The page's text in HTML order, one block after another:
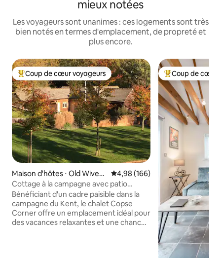
mieux notées
Les voyageurs sont unanimes : ces logements sont très
bien notés en termes d'emplacement, de propreté et
plus encore.
Coups de cœur voyageurs les plus appréciés
Coup de cœur voyageurs
Maison d'hôtes ⋅ Old Wives
Lees
Évaluation moyenne sur la
4,98 (166)
Cottage à la campagne avec patio
donnant sur une prairie
Bénéficiant d'un cadre paisible dans la
campagne du Kent, le chalet Copse
Corner offre un emplacement idéal pour
des vacances relaxantes et une chance
Coups de cœur
Coup de cœur